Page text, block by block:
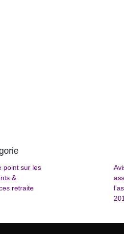
point sur les
&
retraite